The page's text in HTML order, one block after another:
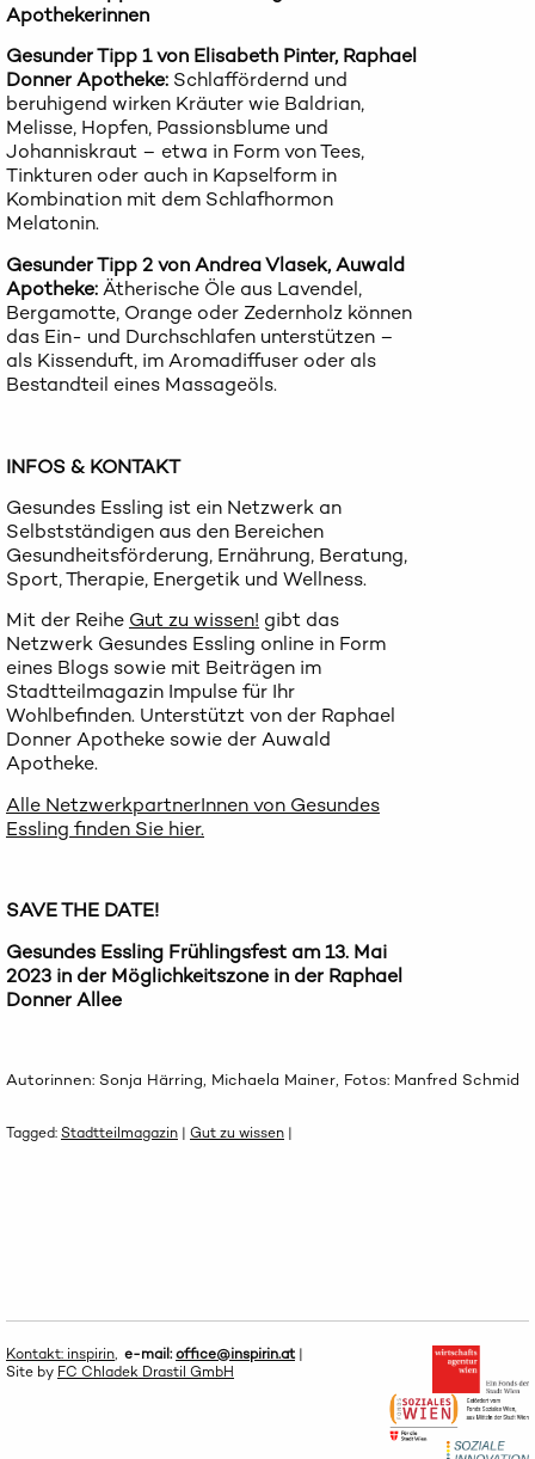
Apothekerinnen
Gesunder Tipp 1 von Elisabeth Pinter, Raphael
Donner Apotheke: Schlaffördernd und
beruhigend wirken Kräuter wie Baldrian,
Melisse, Hopfen, Passionsblume und
Johanniskraut – etwa in Form von Tees,
Tinkturen oder auch in Kapselform in
Kombination mit dem Schlafhormon
Melatonin.
Gesunder Tipp 2 von Andrea Vlasek, Auwald
Apotheke:Ätherische Öle aus Lavendel,
Bergamotte, Orange oder Zedernholz können
das Ein- und Durchschlafen unterstützen –
als Kissenduft, im Aromadiffuser oder als
Bestandteil eines Massageöls.
INFOS & KONTAKT
Gesundes Essling ist ein Netzwerk an
Selbstständigen aus den Bereichen
Gesundheitsförderung, Ernährung, Beratung,
Sport, Therapie, Energetik und Wellness.
Mit der Reihe Gut zu wissen! gibt das
Netzwerk Gesundes Essling online in Form
eines Blogs sowie mit Beiträgen im
Stadtteilmagazin Impulse für Ihr
Wohlbefinden. Unterstützt von der Raphael
Donner Apotheke sowie der Auwald
Apotheke.
Alle NetzwerkpartnerInnen von Gesundes
Essling finden Sie hier.
SAVE THE DATE!
Gesundes Essling Frühlingsfest am 13. Mai
2023 in der Möglichkeitszone in der Raphael
Donner Allee
Autorinnen: Sonja Härring, Michaela Mainer, Fotos: Manfred Schmid
Tagged:Stadtteilmagazin | Gut zu wissen |
Kontakt: inspirin, e-mail:office@inspirin.at|
Site by FC Chladek Drastil GmbH